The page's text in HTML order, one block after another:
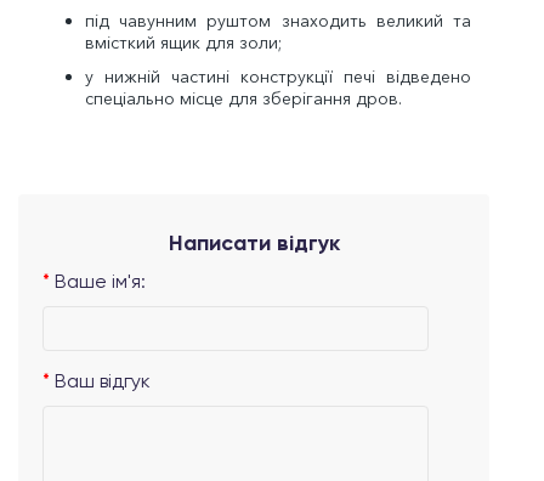
під чавунним руштом знаходить великий та
вмісткий ящик для золи;
у нижній частині конструкції печі відведено
спеціально місце для зберігання дров.
Написати відгук
Ваше ім'я:
Ваш відгук